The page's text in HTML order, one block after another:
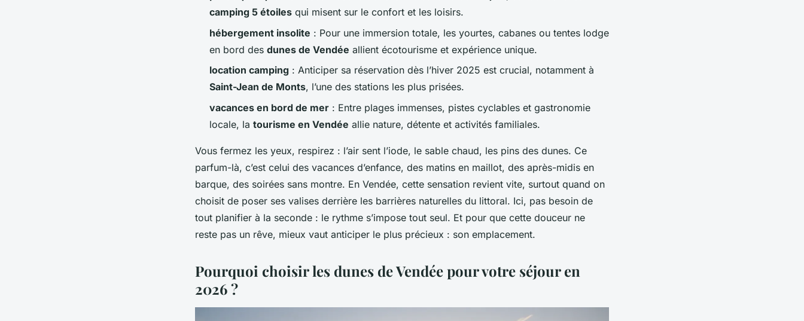
camping 5 étoiles qui misent sur le confort et les loisirs.
hébergement insolite : Pour une immersion totale, les yourtes, cabanes ou tentes lodge
en bord des dunes de Vendée allient écotourisme et expérience unique.
location camping : Anticiper sa réservation dès l’hiver 2025 est crucial, notamment à
Saint-Jean de Monts, l’une des stations les plus prisées.
vacances en bord de mer : Entre plages immenses, pistes cyclables et gastronomie
locale, la tourisme en Vendée allie nature, détente et activités familiales.
Vous fermez les yeux, respirez : l’air sent l’iode, le sable chaud, les pins des dunes. Ce
parfum-là, c’est celui des vacances d’enfance, des matins en maillot, des après-midis en
barque, des soirées sans montre. En Vendée, cette sensation revient vite, surtout quand on
choisit de poser ses valises derrière les barrières naturelles du littoral. Ici, pas besoin de
tout planifier à la seconde : le rythme s’impose tout seul. Et pour que cette douceur ne
reste pas un rêve, mieux vaut anticiper le plus précieux : son emplacement.
Pourquoi choisir les dunes de Vendée pour votre séjour en
2026 ?